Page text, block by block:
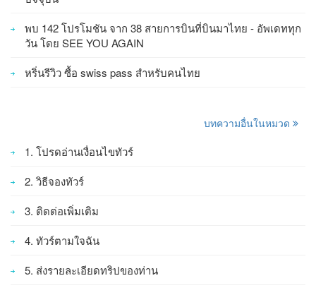
พบ 142 โปรโมชัน จาก 38 สายการบินที่บินมาไทย - อัพเดททุก
วัน โดย SEE YOU AGAIN
หริ่นรีวิว ซื้อ swiss pass สำหรับคนไทย
บทความอื่นในหมวด
1. โปรดอ่านเงื่อนไขทัวร์
2. วิธีจองทัวร์
3. ติดต่อเพิ่มเติม
4. ทัวร์ตามใจฉัน
5. ส่งรายละเอียดทริปของท่าน